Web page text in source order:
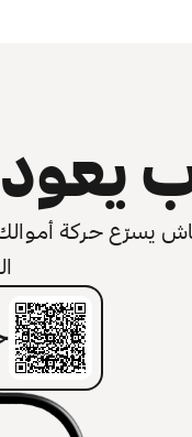
يعود
يسرّع حركة أموالك